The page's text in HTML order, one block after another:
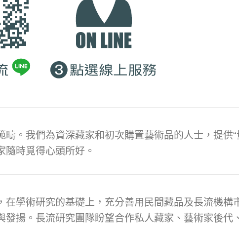
。我們為資深藏家和初次購置藝術品的人士，提供“
時覓得心頭所好。
學術研究的基礎上，充分善用民間藏品及長流機構
揚。長流研究團隊盼望合作私人藏家、藝術家後代